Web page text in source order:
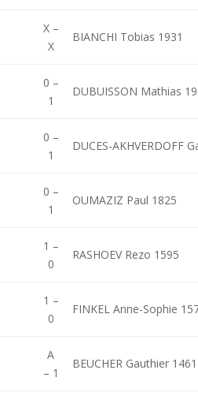
X –
X
BIANCHI Tobias 1931
0 –
1
DUBUISSON Mathias
0 –
1
DUCES-AKHVERDOFF
0 –
1
OUMAZIZ Paul 1825
1 –
0
RASHOEV Rezo 1595
1 –
0
FINKEL Anne-Sophie
A
– 1
BEUCHER Gauthier 1461